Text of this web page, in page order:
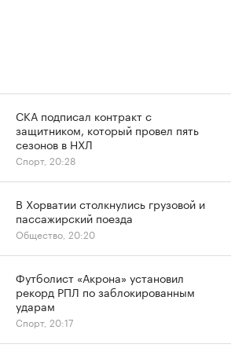
СКА подписал контракт с
защитником, который провел пять
сезонов в НХЛ
Спорт, 20:28
В Хорватии столкнулись грузовой и
пассажирский поезда
Общество, 20:20
Футболист «Акрона» установил
рекорд РПЛ по заблокированным
ударам
Спорт, 20:17